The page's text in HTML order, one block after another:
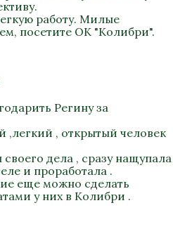
работу. Милые
посетите ОК "Колибри".
Регину за
,легкий , открытый человек
дела , сразу нащупала
и проработала .
еще можно сделать
у них в Колибри .